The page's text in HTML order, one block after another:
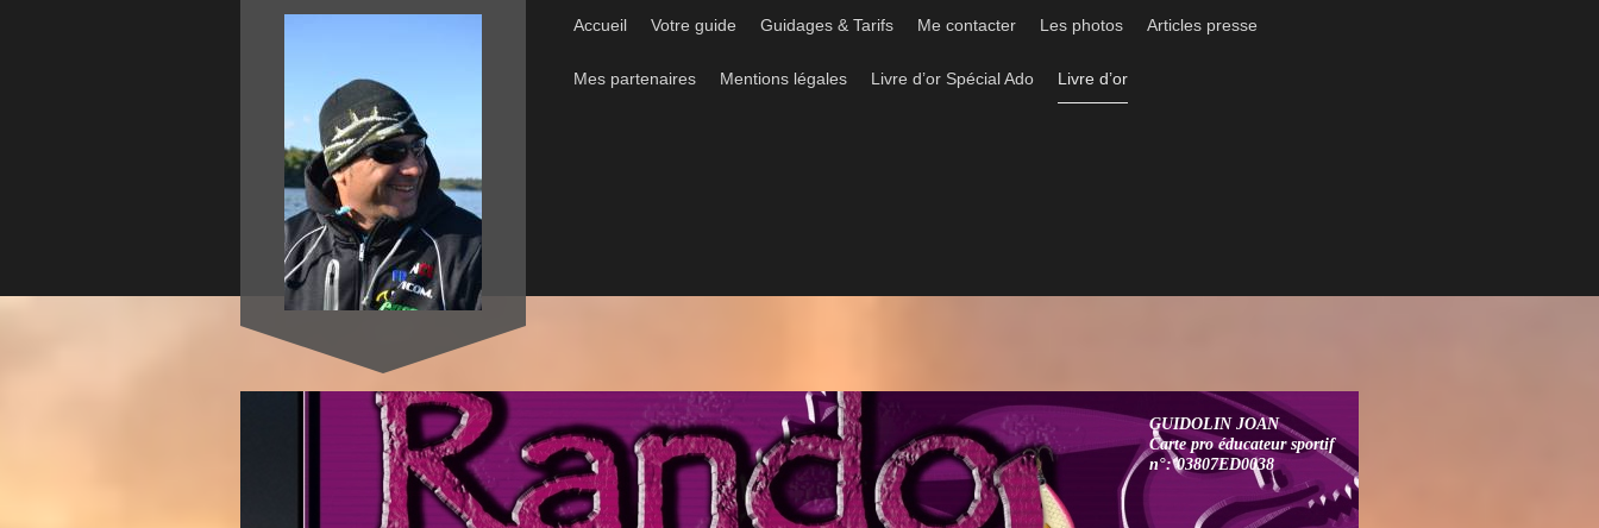
Accueil Votre guide Guidages & Tarifs Me contacter Les photos Articles presse
Mes partenaires Mentions légales Livre d’or Spécial Ado Livre d’or
GUIDOLIN JOAN
Carte pro éducateur sportif
n°: 03807ED0038